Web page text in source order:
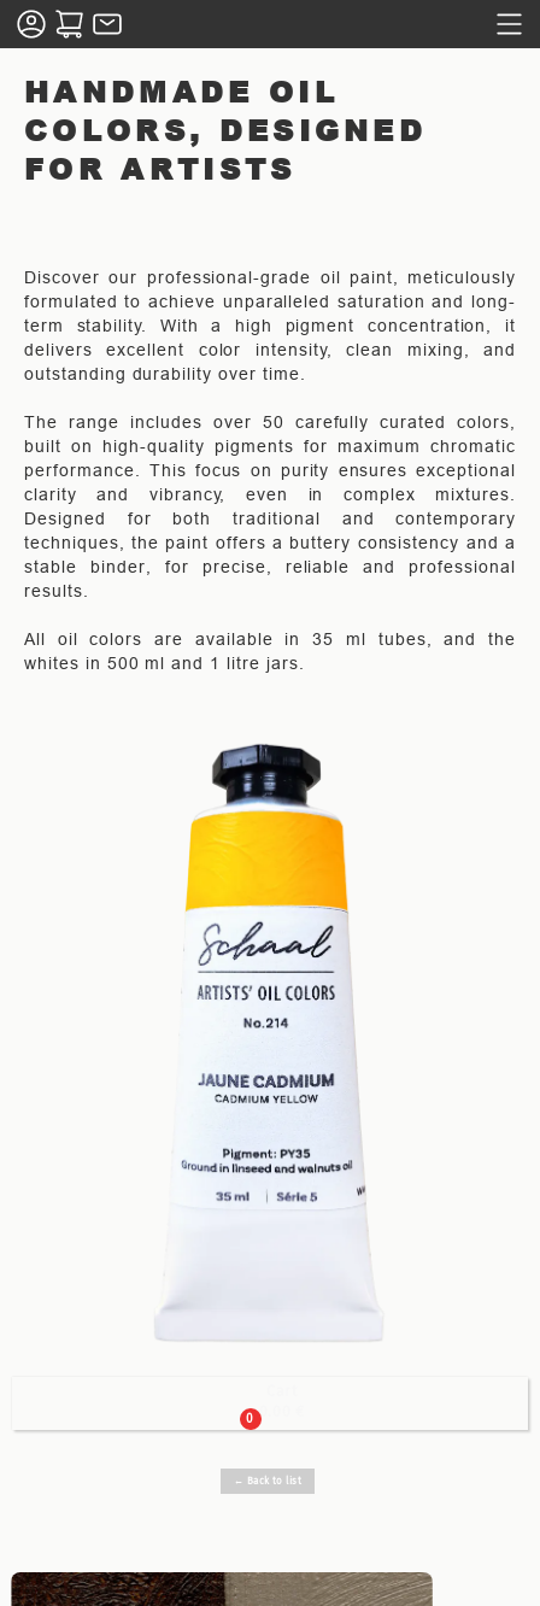
HANDMADE OIL
COLORS, DESIGNED
FOR ARTISTS
Discover our professional-grade oil paint, meticulously
formulated to achieve unparalleled saturation and long-
term stability. With a high pigment concentration, it
delivers excellent color intensity, clean mixing, and
outstanding durability over time.
The range includes over 50 carefully curated colors,
built on high-quality pigments for maximum chromatic
performance. This focus on purity ensures exceptional
clarity and vibrancy, even in complex mixtures.
Designed for both traditional and contemporary
techniques, the paint offers a buttery consistency and a
stable binder, for precise, reliable and professional
results.
All oil colors are available in 35 ml tubes, and the
whites in 500 ml and 1 litre jars.
0 0.00 €
← Back to list